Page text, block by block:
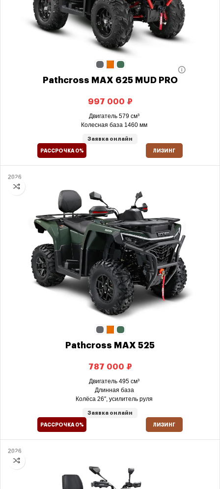
Pathcross MAX 625 MUD PRO
₽
Двигатель 579 см³
Колесная база 1460 мм
Заявка онлайн
РАССРОЧКА 0% ЛИЗИНГ
2026
Pathсross MAX 525
₽
Двигатель 495 см³
Длинная база
Колёса 26″, усилитель руля
Заявка онлайн
РАССРОЧКА 0% ЛИЗИНГ
2026